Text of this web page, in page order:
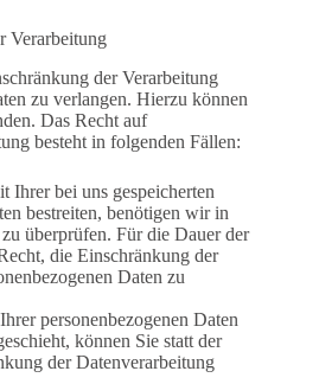
Verarbeitung
der Verarbeitung
zu verlangen. Hierzu können
Das Recht auf
besteht in folgenden Fällen:
Ihrer bei uns gespeicherten
bestreiten, benötigen wir in
überprüfen. Für die Dauer der
die Einschränkung der
Daten zu
personenbezogenen Daten
können Sie statt der
der Datenverarbeitung